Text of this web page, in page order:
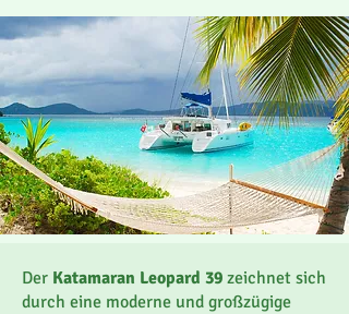
Der Katamaran Leopard 39 zeichnet sich
durch eine moderne und großzügige